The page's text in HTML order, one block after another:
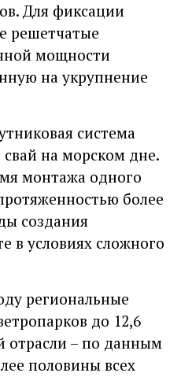
Для фиксации
решетчатые
мощности
на укрупнение
система
на морском дне.
монтажа одного
более
создания
в условиях сложного
региональные
до 12,6
отрасли – по данным
половины всех